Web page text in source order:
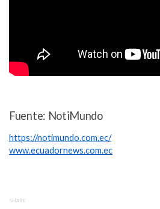
Fuente: NotiMundo
https://notimundo.com.ec/
www.ecuadornews.com.ec
SHARE